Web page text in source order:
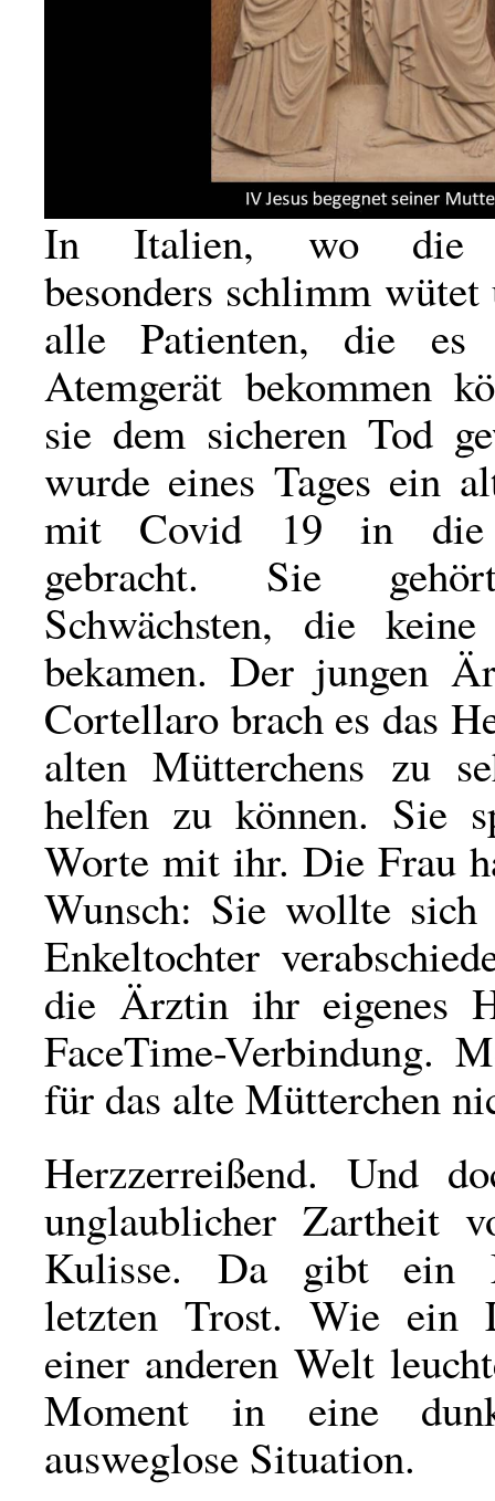
In Italien, wo die
besonders schlimm
alle Patienten, die es
Atemgerät bekommen
sie dem sicheren Tod
wurde eines Tages ein
mit Covid 19 in die
gebracht. Sie
Schwächsten, die
bekamen. Der jungen
Cortellaro brach es das
alten Mütterchens zu
helfen zu können. Sie
Worte mit ihr. Die Frau
Wunsch: Sie wollte
Enkeltochter
die Ärztin ihr eigenes
FaceTime-Verbindung.
für das alte Mütterchen
Herzzerreißend. Und
unglaublicher Zartheit
Kulisse. Da gibt ein
letzten Trost. Wie ein
einer anderen Welt
Moment in eine
ausweglose Situation.